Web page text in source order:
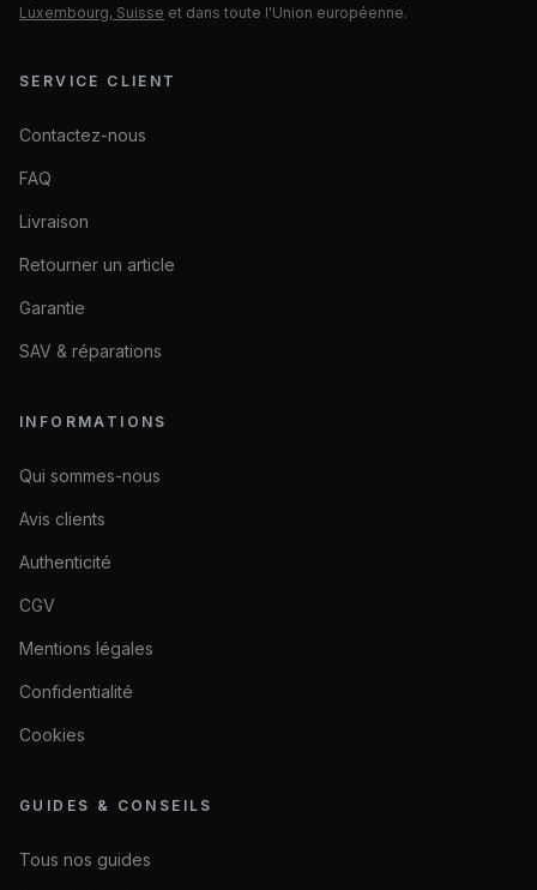
Luxembourg, Suisse et dans toute l'Union européenne.
SERVICE CLIENT
Contactez-nous
FAQ
Livraison
Retourner un article
Garantie
SAV & réparations
INFORMATIONS
Qui sommes-nous
Avis clients
Authenticité
CGV
Mentions légales
Confidentialité
Cookies
GUIDES & CONSEILS
Tous nos guides